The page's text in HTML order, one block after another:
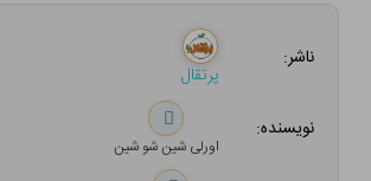
ناشر:
پرتقال
نویسنده:
اورلی شین شو شین